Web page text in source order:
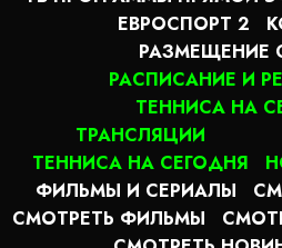
ЕВРОСПОРТ 2
РАЗМЕЩЕНИЕ
РАСПИСАНИЕ И
ТЕННИСА НА
ТРАНСЛЯЦИИ
ТЕННИСА НА СЕГОДНЯ
ФИЛЬМЫ И СЕРИАЛЫ
СМОТРЕТЬ ФИЛЬМЫ